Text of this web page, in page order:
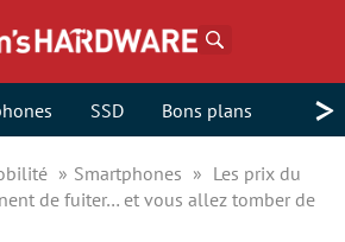
SSD Bons plans >
Smartphones
Les prix du
de fuiter… et vous allez tomber de